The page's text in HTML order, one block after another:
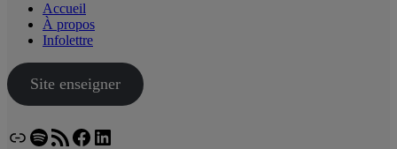
Accueil
À propos
Infolettre
Site enseigner
LienSpotify
Flux RSSFacebook
LinkedIn